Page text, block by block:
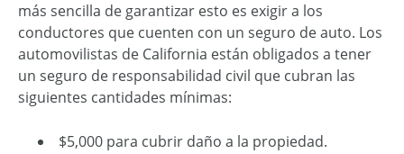
más sencilla de garantizar esto es exigir a los
conductores que cuenten con un seguro de auto. Los
automovilistas de California están obligados a tener
un seguro de responsabilidad civil que cubran las
siguientes cantidades mínimas:
$5,000 para cubrir daño a la propiedad.